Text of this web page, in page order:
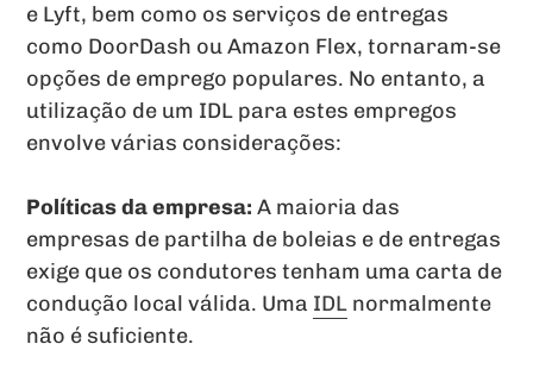
e Lyft, bem como os serviços de entregas
como DoorDash ou Amazon Flex, tornaram-se
opções de emprego populares. No entanto, a
utilização de um IDL para estes empregos
envolve várias considerações:
Políticas da empresa: A maioria das
empresas de partilha de boleias e de entregas
exige que os condutores tenham uma carta de
condução local válida. Uma IDL normalmente
não é suficiente.